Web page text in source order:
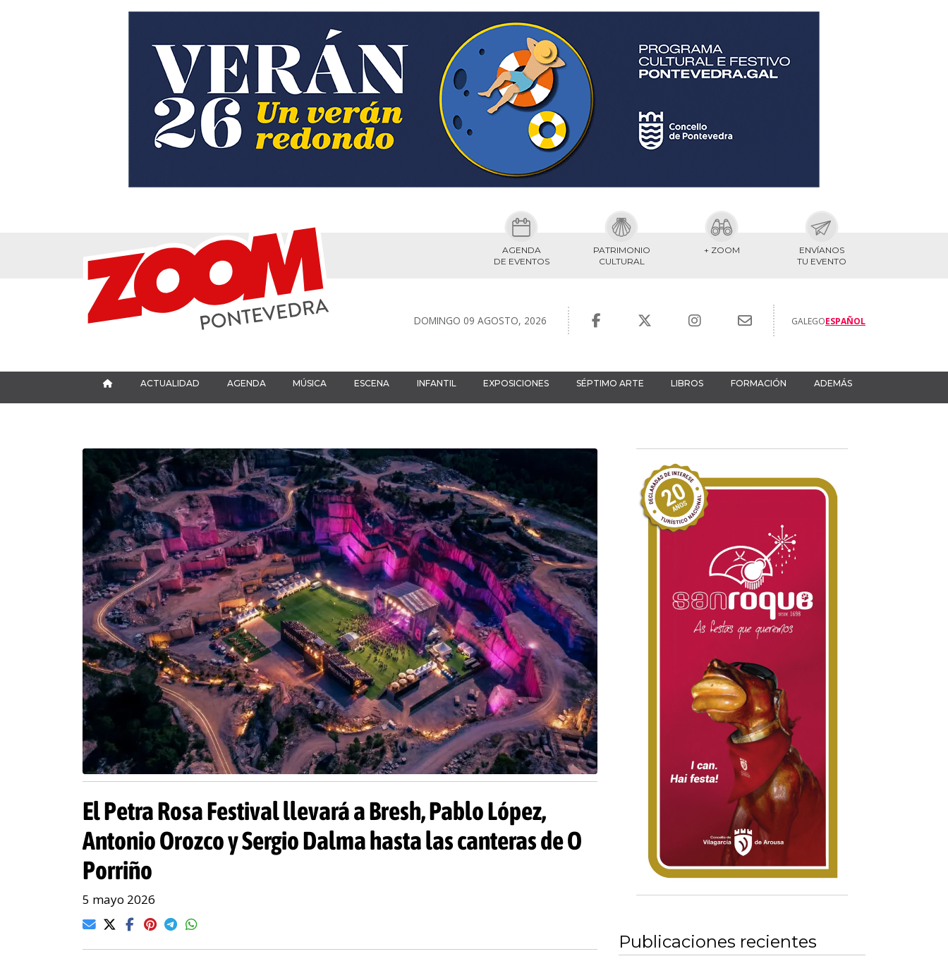
AGENDA
DE EVENTOS
PATRIMONIO
CULTURAL
+ ZOOM
ENVÍANOS
TU EVENTO
DOMINGO 09 AGOSTO, 2026 GALEGOESPAÑOL
ACTUALIDAD AGENDA MÚSICA ESCENA INFANTIL EXPOSICIONES SÉPTIMO ARTE LIBROS FORMACIÓN ADEMÁS
El Petra Rosa Festival llevará a Bresh, Pablo López,
Antonio Orozco y Sergio Dalma hasta las canteras de O
Porriño
5 mayo 2026
Publicaciones recientes